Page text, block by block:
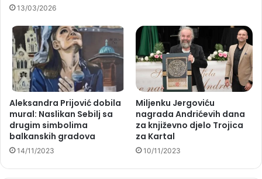
13/03/2026
Aleksandra Prijović dobila
mural: Naslikan Sebilj sa
drugim simbolima
balkanskih gradova
14/11/2023
Miljenku Jergoviću
nagrada Andrićevih dana
za književno djelo Trojica
za Kartal
10/11/2023